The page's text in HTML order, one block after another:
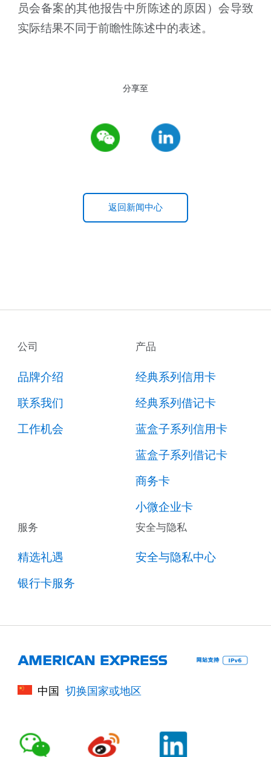
员会备案的其他报告中所陈述的原因）会导致
实际结果不同于前瞻性陈述中的表述。
返回新闻中心
公司
品牌介绍
联系我们
工作机会
产品
经典系列信用卡
经典系列借记卡
蓝盒子系列信用卡
蓝盒子系列借记卡
商务卡
小微企业卡
服务
精选礼遇
银行卡服务
安全与隐私
安全与隐私中心
中国 切换国家或地区